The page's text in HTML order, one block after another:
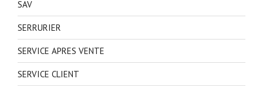
SAV
SERRURIER
SERVICE APRES VENTE
SERVICE CLIENT